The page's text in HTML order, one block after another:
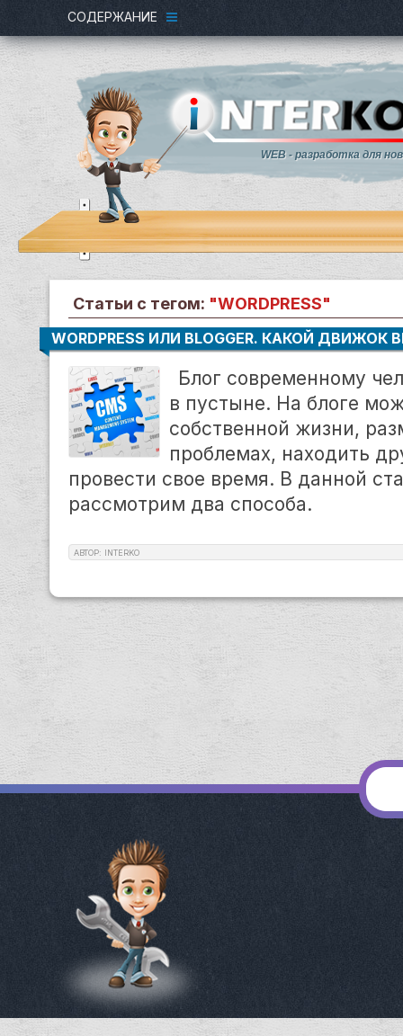
СОДЕРЖАНИЕ
WEB - разработка для
Статьи с тегом: "WORDPRESS"
WORDPRESS ИЛИ BLOGGER. КАКОЙ
Блог современному
в пустыне. На блоге
собственной жизни,
проблемах, находить
провести свое время. В данной
рассмотрим два способа.
АВТОР: INTERKO